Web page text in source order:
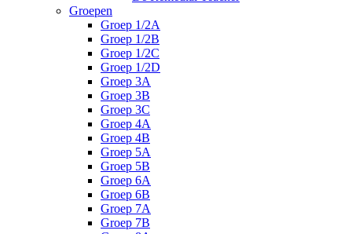
Groepen
Groep 1/2A
Groep 1/2B
Groep 1/2C
Groep 1/2D
Groep 3A
Groep 3B
Groep 3C
Groep 4A
Groep 4B
Groep 5A
Groep 5B
Groep 6A
Groep 6B
Groep 7A
Groep 7B